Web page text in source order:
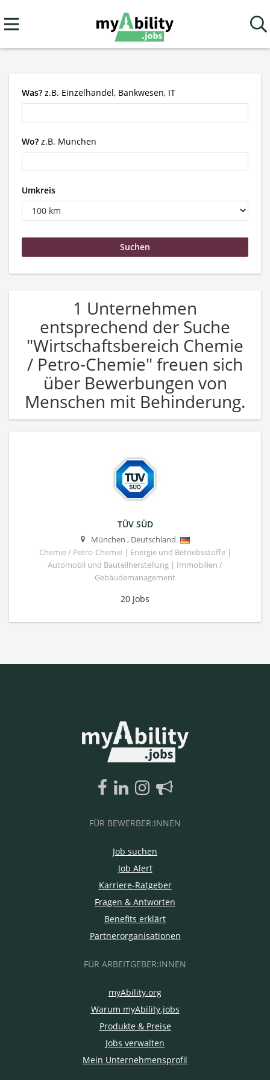
Was? z.B. Einzelhandel, Bankwesen, IT
Wo? z.B. München
Umkreis
1 Unternehmen
entsprechend der Suche
"Wirtschaftsbereich Chemie
/ Petro-Chemie" freuen sich
über Bewerbungen von
Menschen mit Behinderung.
TÜV SÜD
München , Deutschland
Chemie / Petro-Chemie | Energie und Betriebsstoffe |
Automobil und Bauteilherstellung | Immobilien /
Gebäudemanagement
20 Jobs
FÜR BEWERBER:INNEN
Job suchen
Job Alert
Karriere-Ratgeber
Fragen & Antworten
Benefits erklärt
Partnerorganisationen
FÜR ARBEITGEBER:INNEN
myAbility.org
Warum myAbility.jobs
Produkte & Preise
Jobs verwalten
Mein Unternehmensprofil